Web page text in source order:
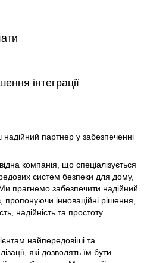
інтеграції
партнер у забезпеченні
компанія, що спеціалізується
систем безпеки для дому,
прагнемо забезпечити надійний
пропонуючи інноваційні рішення,
надійність та простоту
найпередовіші та
які дозволять їм бути